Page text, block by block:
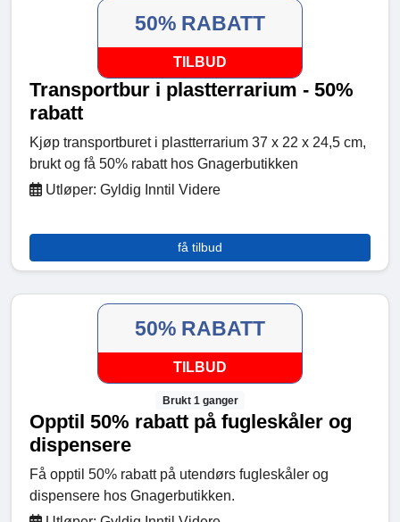
50% RABATT
TILBUD
Transportbur i plastterrarium - 50%
rabatt
Kjøp transportburet i plastterrarium 37 x 22 x 24,5 cm,
brukt og få 50% rabatt hos Gnagerbutikken
Utløper: Gyldig Inntil Videre
få tilbud
50% RABATT
TILBUD
Brukt 1 ganger
Opptil 50% rabatt på fugleskåler og
dispensere
Få opptil 50% rabatt på utendørs fugleskåler og
dispensere hos Gnagerbutikken.